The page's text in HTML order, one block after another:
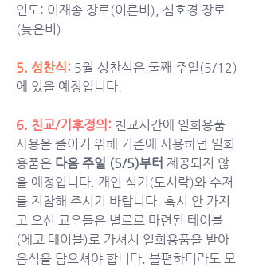
인도: 이재송 장로(이른비), 심호경 장로
(늦은비)
5. 성찬식: 5월 성찬식은 둘째 주일(5/12)
에 있을 예정입니다.
6. 친교/기후정의: 친교시간에 일회용품
사용을 줄이기 위해 기존에 사용하던 일회
용품은 다음 주일 (5/5)부터 제공되지 않
을 예정입니다. 개인 식기(도시락)와 수저
를 지참해 주시기 바랍니다. 혹시 안 가지
고 오신 교우들은 별로로 마련된 테이블
(에코 테이블)로 가셔서 일회용품을 받아
음식을 담으셔야 합니다. 불편하더라도 모